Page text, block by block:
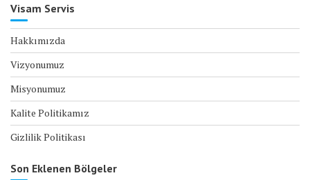
Visam Servis
Hakkımızda
Vizyonumuz
Misyonumuz
Kalite Politikamız
Gizlilik Politikası
Son Eklenen Bölgeler